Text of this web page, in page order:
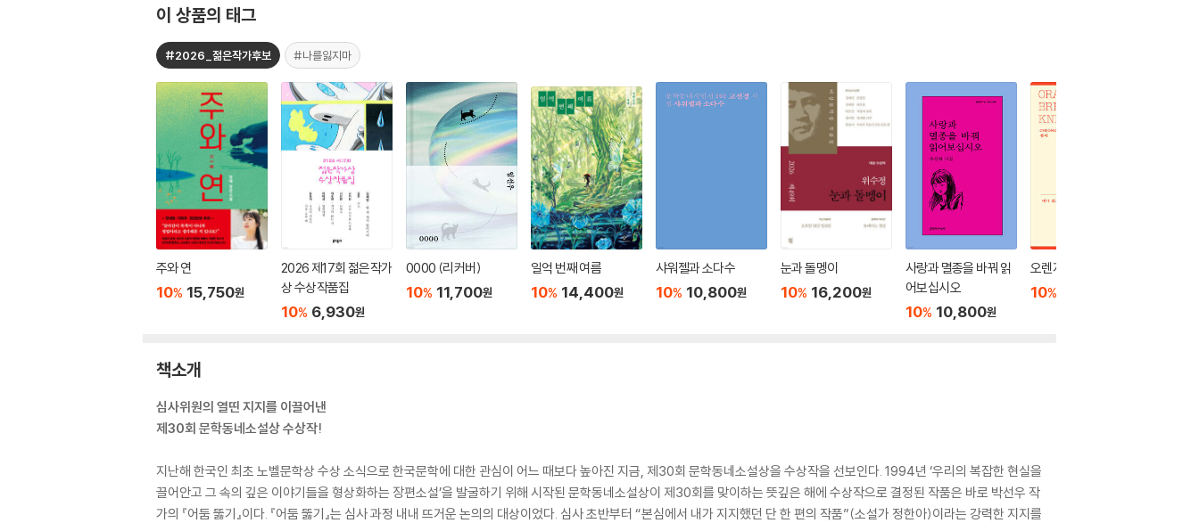
이 상품의 태그
#2026_젊은작가후보 #나를잃지마
주와 연
10% 15,750원
2026 제17회 젊은작가
상 수상작품집
10% 6,930원
0000 (리커버)
10% 11,700원
일억 번째 여름
10% 14,400원
샤워젤과 소다수
10% 10,800원
눈과 돌멩이
10% 16,200원
사랑과 멸종을 바꿔 읽
어보십시오
10% 10,800원
오렌지와 빵칼
10%
책소개
심사위원의 열띤 지지를 이끌어낸
제30회 문학동네소설상 수상작!
지난해 한국인 최초 노벨문학상 수상 소식으로 한국문학에 대한 관심이 어느 때보다 높아진 지금, 제30회 문학동네소설상을 수상작을 선보인다. 1994년 ‘우리의 복잡한 현실을
끌어안고 그 속의 깊은 이야기들을 형상화하는 장편소설’을 발굴하기 위해 시작된 문학동네소설상이 제30회를 맞이하는 뜻깊은 해에 수상작으로 결정된 작품은 바로 박선우 작
가의 『어둠 뚫기』이다. 『어둠 뚫기』는 심사 과정 내내 뜨거운 논의의 대상이었다. 심사 초반부터 “본심에서 내가 지지했던 단 한 편의 작품”(소설가 정한아)이라는 강력한 지지를